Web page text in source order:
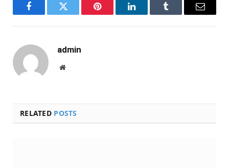
FacebookTwitter Pinterest LinkedInTumblr Email
admin
Website
RELATED POSTS